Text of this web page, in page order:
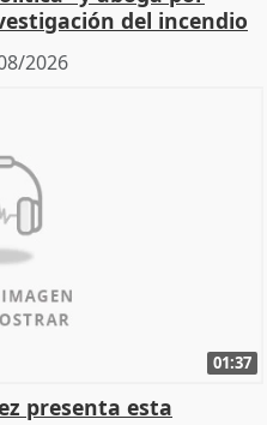
del incendio
2026
01:37
presenta esta